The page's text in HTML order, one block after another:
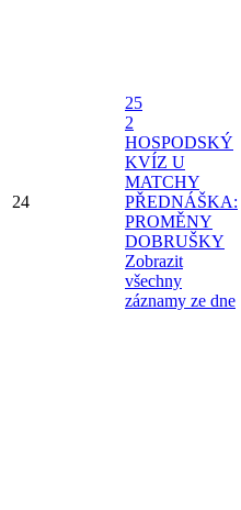
24
25
2
HOSPODSKÝ
KVÍZ U
MATCHY
PŘEDNÁŠKA:
PROMĚNY
DOBRUŠKY
Zobrazit
všechny
záznamy ze dne